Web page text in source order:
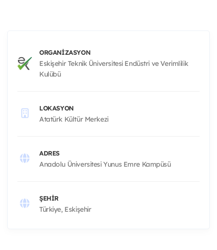
ORGANIZASYON
Eskişehir Teknik Üniversitesi Endüstri ve Verimlilik
Kulübü
LOKASYON
Atatürk Kültür Merkezi
ADRES
Anadolu Üniversitesi Yunus Emre Kampüsü
ŞEHIR
Türkiye, Eskişehir